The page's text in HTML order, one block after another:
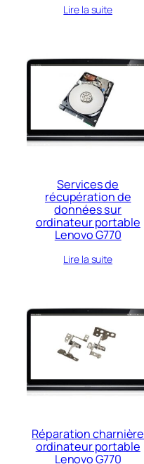
Lire la suite
Services de
récupération de
données sur
ordinateur portable
Lenovo G770
Lire la suite
Réparation charnière
ordinateur portable
Lenovo G770